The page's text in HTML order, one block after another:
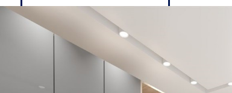
WYPOSAŻENIE ŁAZIENEK SALON